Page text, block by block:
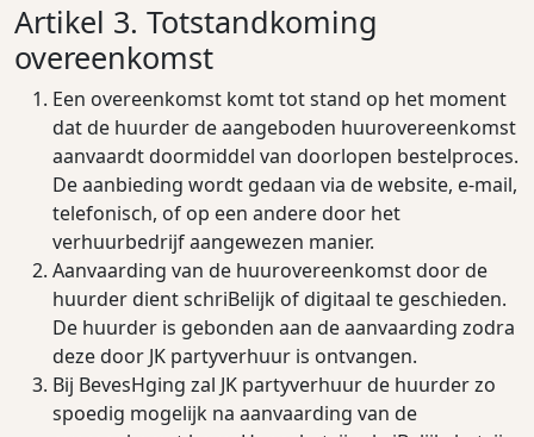
Artikel 3. Totstandkoming
overeenkomst
Een overeenkomst komt tot stand op het moment
dat de huurder de aangeboden huurovereenkomst
aanvaardt doormiddel van doorlopen bestelproces.
De aanbieding wordt gedaan via de website, e-mail,
telefonisch, of op een andere door het
verhuurbedrijf aangewezen manier.
Aanvaarding van de huurovereenkomst door de
huurder dient schriBelijk of digitaal te geschieden.
De huurder is gebonden aan de aanvaarding zodra
deze door JK partyverhuur is ontvangen.
Bij BevesHging zal JK partyverhuur de huurder zo
spoedig mogelijk na aanvaarding van de